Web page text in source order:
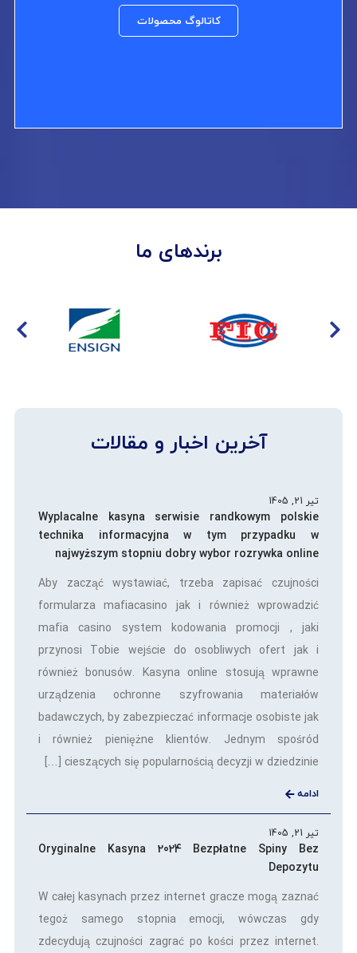
کاتالوگ محصولات
برندهای ما
آخرین اخبار و مقالات
تیر 21, 1405
Wyplacalne kasyna serwisie randkowym polskie
technika informacyjna w tym przypadku w
najwyższym stopniu dobry wybor rozrywka online
Aby zacząć wystawiać, trzeba zapisać czujności
formularza mafiacasino jak i również wprowadzić
mafia casino system kodowania promocji , jaki
przynosi Tobie wejście do osobliwych ofert jak i
również bonusów. Kasyna online stosują wprawne
urządzenia ochronne szyfrowania materiałów
badawczych, by zabezpieczać informacje osobiste jak
i również pieniężne klientów. Jednym spośród
cieszących się popularnością decyzji w dziedzinie […]
ادامه
تیر 21, 1405
Oryginalne Kasyna 2024 Bezpłatne Spiny Bez
Depozytu
W całej kasynach przez internet gracze mogą zaznać
tegoż samego stopnia emocji, wówczas gdy
zdecydują czujności zagrać po kości przez internet.